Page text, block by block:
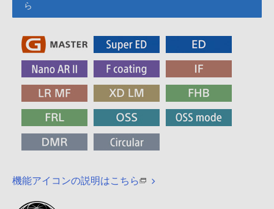
ら
機能アイコンの説明はこちら